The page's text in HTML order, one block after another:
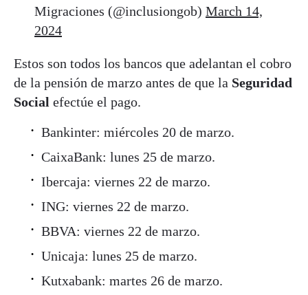
Migraciones (@inclusiongob) March 14,
2024
Estos son todos los bancos que adelantan el cobro
de la pensión de marzo antes de que la Seguridad
Social efectúe el pago.
Bankinter: miércoles 20 de marzo.
CaixaBank: lunes 25 de marzo.
Ibercaja: viernes 22 de marzo.
ING: viernes 22 de marzo.
BBVA: viernes 22 de marzo.
Unicaja: lunes 25 de marzo.
Kutxabank: martes 26 de marzo.